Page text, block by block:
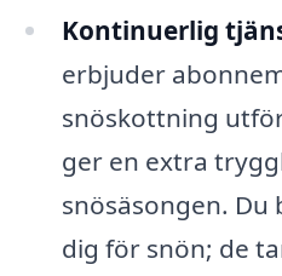
Kontinuerlig
erbjuder
snöskottning
ger en extra
snösäsongen.
dig för snön; de